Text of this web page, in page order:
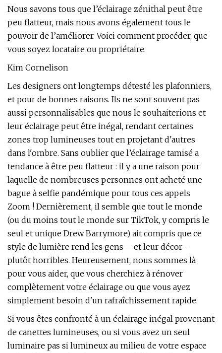
Nous savons tous que l’éclairage zénithal peut être
peu flatteur, mais nous avons également tous le
pouvoir de l’améliorer. Voici comment procéder, que
vous soyez locataire ou propriétaire.
Kim Cornelison
Les designers ont longtemps détesté les plafonniers,
et pour de bonnes raisons. Ils ne sont souvent pas
aussi personnalisables que nous le souhaiterions et
leur éclairage peut être inégal, rendant certaines
zones trop lumineuses tout en projetant d'autres
dans l'ombre. Sans oublier que l’éclairage tamisé a
tendance à être peu flatteur : il y a une raison pour
laquelle de nombreuses personnes ont acheté une
bague à selfie pandémique pour tous ces appels
Zoom ! Dernièrement, il semble que tout le monde
(ou du moins tout le monde sur TikTok, y compris le
seul et unique Drew Barrymore) ait compris que ce
style de lumière rend les gens – et leur décor –
plutôt horribles. Heureusement, nous sommes là
pour vous aider, que vous cherchiez à rénover
complètement votre éclairage ou que vous ayez
simplement besoin d'un rafraîchissement rapide.
Si vous êtes confronté à un éclairage inégal provenant
de canettes lumineuses, ou si vous avez un seul
luminaire pas si lumineux au milieu de votre espace